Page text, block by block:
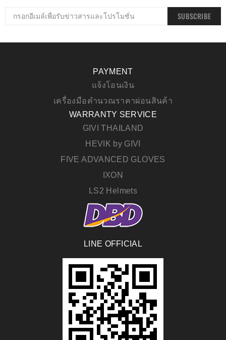
SUBSCRIBE
PAYMENT
แจ้งโอนเงิน
เครื่องมือคำนวณราคาผ่อนสินค้า
WARRANTY SERVICE
GIVI THAILAND
HEVIK by GIVI
FIVE ADVANCED GLOVES
IXON
LS2 Helmets
LINE OFFICIAL